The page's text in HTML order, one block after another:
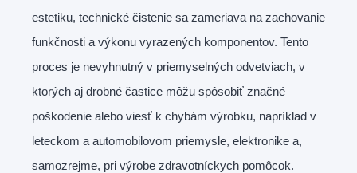
estetiku, technické čistenie sa zameriava na zachovanie
funkčnosti a výkonu vyrazených komponentov. Tento
proces je nevyhnutný v priemyselných odvetviach, v
ktorých aj drobné častice môžu spôsobiť značné
poškodenie alebo viesť k chybám výrobku, napríklad v
leteckom a automobilovom priemysle, elektronike a,
samozrejme, pri výrobe zdravotníckych pomôcok.